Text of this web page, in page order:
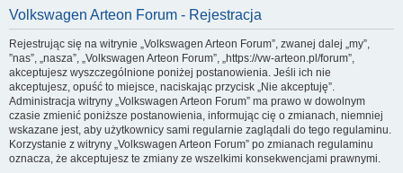
Volkswagen Arteon Forum - Rejestracja
Rejestrując się na witrynie „Volkswagen Arteon Forum”, zwanej dalej „my”,
”nas”, „nasza”, „Volkswagen Arteon Forum”, „https://vw-arteon.pl/forum”,
akceptujesz wyszczególnione poniżej postanowienia. Jeśli ich nie
akceptujesz, opuść to miejsce, naciskając przycisk „Nie akceptuję”.
Administracja witryny „Volkswagen Arteon Forum” ma prawo w dowolnym
czasie zmienić poniższe postanowienia, informując cię o zmianach, niemniej
wskazane jest, aby użytkownicy sami regularnie zaglądali do tego regulaminu.
Korzystanie z witryny „Volkswagen Arteon Forum” po zmianach regulaminu
oznacza, że akceptujesz te zmiany ze wszelkimi konsekwencjami prawnymi.